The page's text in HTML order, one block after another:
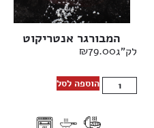
המבורגר אנטריקוט
לק"ג ₪79.00
הוספה לסל